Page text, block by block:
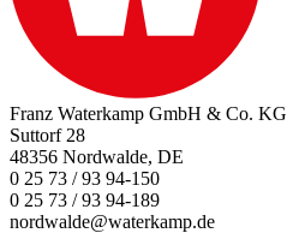
Franz Waterkamp GmbH & Co. KG
Suttorf 28
48356 Nordwalde, DE
0 25 73 / 93 94-150
0 25 73 / 93 94-189
nordwalde@waterkamp.de